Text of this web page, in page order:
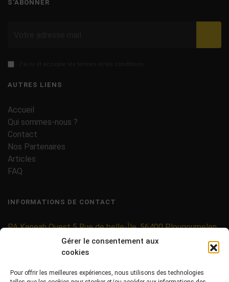
Gérer le consentement aux
cookies
Pour offrir les meilleures expériences, nous utilisons des technologies
S'ABONNER
AUTRES LIENS
Accueil
Qui sommes-nous ?
Contact
Nos Partenaires
Articles
FAQ
INFORMATIONS DE CONTACT
PA Keneah Ouest 5 Rue de belle-Île, 56400 Plougoumelen
contact@etiquettes-adhesives-rouleaux.com
09 71 37 25 93